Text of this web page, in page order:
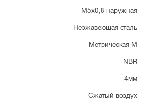
М5x0,8 наружная
Нержавеющая сталь
Метрическая М
NBR
4мм
Сжатый воздух